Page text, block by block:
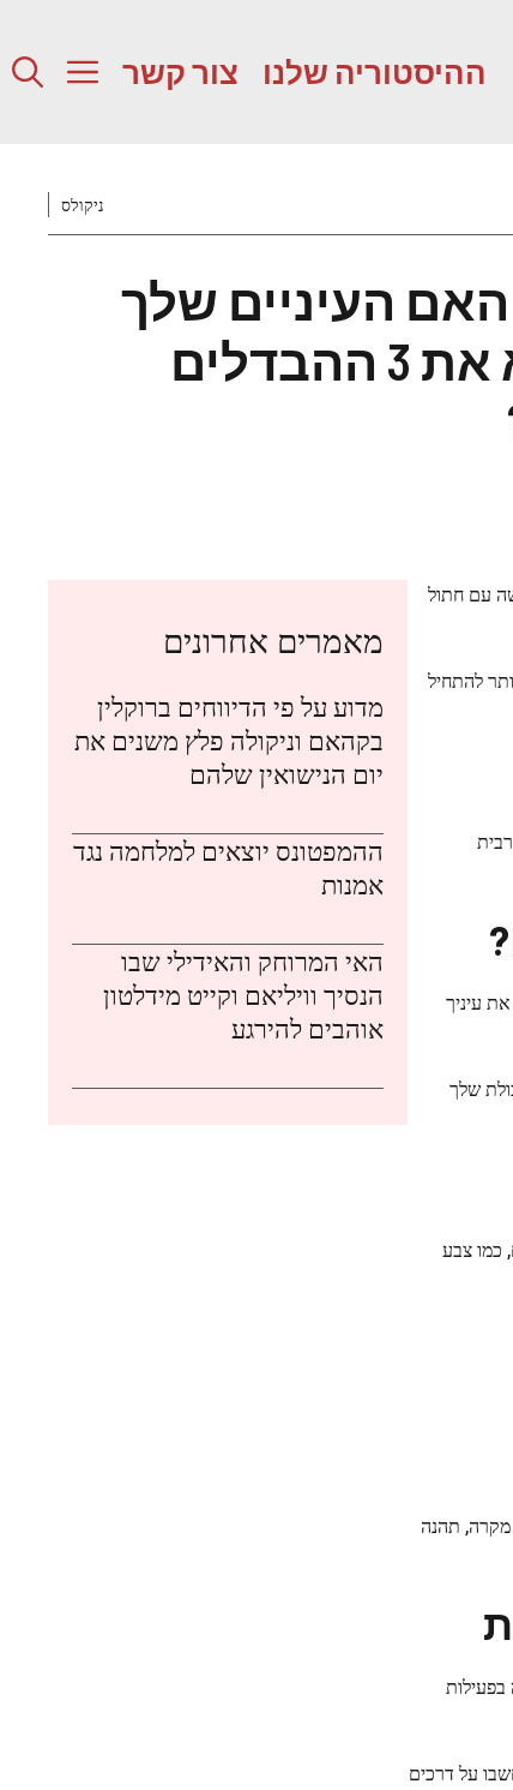
ההיסטוריה שלנו צור קשר
ניקולס
העיניים שלך
חדות מספיק למצוא את 3 ההבדלים
עם חתול
להתחיל
עיניך
שלך
כמו צבע
מקרה, תהנה
על דרכים
מאמרים אחרונים
מדוע על פי הדיווחים ברוקלין
בקהאם וניקולה פלץ משנים את
יום הנישואין שלהם
ההמפטונס יוצאים למלחמה נגד
אמנות
האי המרוחק והאידילי שבו
הנסיך וויליאם וקייט מידלטון
אוהבים להירגע